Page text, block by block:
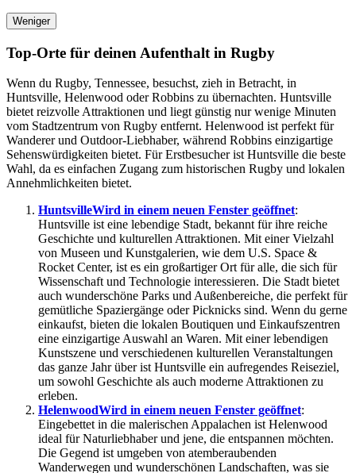
Weniger
Top-Orte für deinen Aufenthalt in Rugby
Wenn du Rugby, Tennessee, besuchst, zieh in Betracht, in
Huntsville, Helenwood oder Robbins zu übernachten. Huntsville
bietet reizvolle Attraktionen und liegt günstig nur wenige Minuten
vom Stadtzentrum von Rugby entfernt. Helenwood ist perfekt für
Wanderer und Outdoor-Liebhaber, während Robbins einzigartige
Sehenswürdigkeiten bietet. Für Erstbesucher ist Huntsville die beste
Wahl, da es einfachen Zugang zum historischen Rugby und lokalen
Annehmlichkeiten bietet.
HuntsvilleWird in einem neuen Fenster geöffnet:
Huntsville ist eine lebendige Stadt, bekannt für ihre reiche
Geschichte und kulturellen Attraktionen. Mit einer Vielzahl
von Museen und Kunstgalerien, wie dem U.S. Space &
Rocket Center, ist es ein großartiger Ort für alle, die sich für
Wissenschaft und Technologie interessieren. Die Stadt bietet
auch wunderschöne Parks und Außenbereiche, die perfekt für
gemütliche Spaziergänge oder Picknicks sind. Wenn du gerne
einkaufst, bieten die lokalen Boutiquen und Einkaufszentren
eine einzigartige Auswahl an Waren. Mit einer lebendigen
Kunstszene und verschiedenen kulturellen Veranstaltungen
das ganze Jahr über ist Huntsville ein aufregendes Reiseziel,
um sowohl Geschichte als auch moderne Attraktionen zu
erleben.
HelenwoodWird in einem neuen Fenster geöffnet:
Eingebettet in die malerischen Appalachen ist Helenwood
ideal für Naturliebhaber und jene, die entspannen möchten.
Die Gegend ist umgeben von atemberaubenden
Wanderwegen und wunderschönen Landschaften, was sie